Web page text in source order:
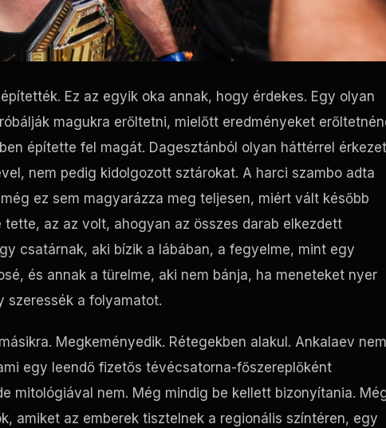
Ez az egyik oka annak, hogy érdekes. Egy olyan
magukra erőltetni, mielőtt eredményeket
építette fel magát. Dagesztánból olyan háttérrel
nem pedig kidolgozott sztárokat. A harci szambo adta
ez sem magyarázza meg teljesen, miért vált később
az az volt, ahogyan az összes darab elkezdett
csatárnak, aki bízik a lábában, a fegyelme, mint egy
és annak a türelme, aki nem bánja, ha meneteket nyer
szeressék a folyamatot.
Megkeményedik. Rétegekben alakul. Ankalaev nem
egy leendő fizetős tévécsatorna-főszereplőként
mitológiával nem. Még mindig be kellett bizonyítania.
amiket az emberek tisztelnek a regionális színtéren, egy